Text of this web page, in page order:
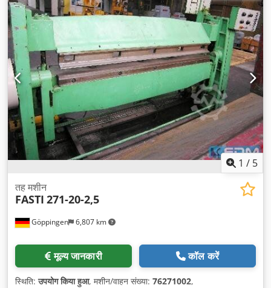
1 / 5
Göppingen 6,807 km
तह मशीन
FASTI 271-20-2,5
मूल्य जानकारी कॉल करें
स्थिति:उपयोग किया हुआ, मशीन/वाहन संख्या: 76271002,